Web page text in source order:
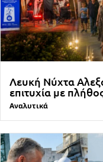
Λευκή Νύχτα
επιτυχία με
Αναλυτικά